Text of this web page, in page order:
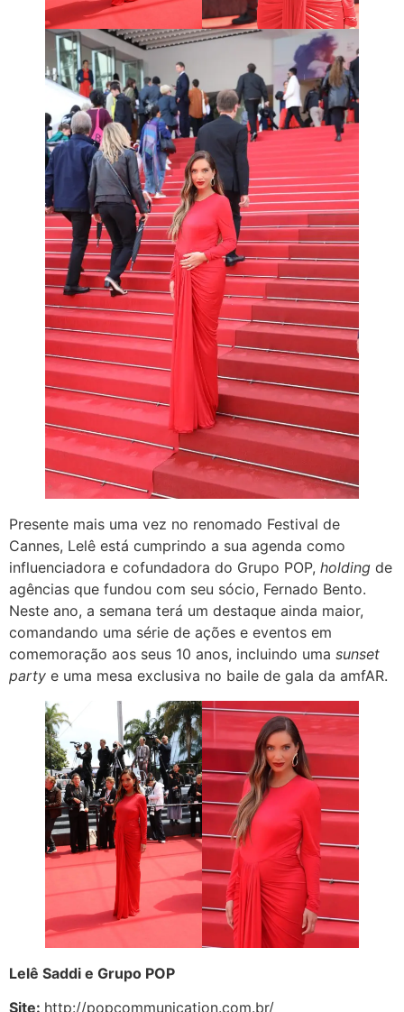
Presente mais uma vez no renomado Festival de
Cannes, Lelê está cumprindo a sua agenda como
influenciadora e cofundadora do Grupo POP, holding de
agências que fundou com seu sócio, Fernado Bento.
Neste ano, a semana terá um destaque ainda maior,
comandando uma série de ações e eventos em
comemoração aos seus 10 anos, incluindo uma sunset
party e uma mesa exclusiva no baile de gala da amfAR.
Lelê Saddi e Grupo POP
Site: http://popcommunication.com.br/